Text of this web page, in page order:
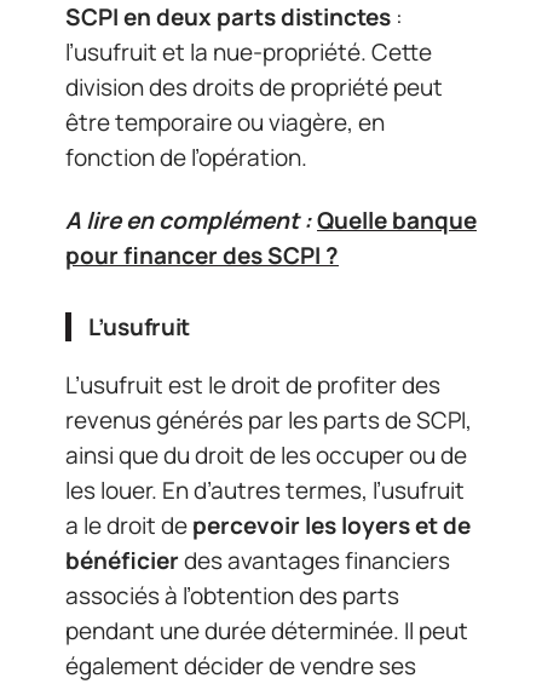
SCPI en deux parts distinctes :
l’usufruit et la nue-propriété. Cette
division des droits de propriété peut
être temporaire ou viagère, en
fonction de l’opération.
A lire en complément :Quelle banque
pour financer des SCPI ?
L’usufruit
L’usufruit est le droit de profiter des
revenus générés par les parts de SCPI,
ainsi que du droit de les occuper ou de
les louer. En d’autres termes, l’usufruit
a le droit depercevoir les loyers et de
bénéficierdes avantages financiers
associés à l’obtention des parts
pendant une durée déterminée. Il peut
également décider de vendre ses